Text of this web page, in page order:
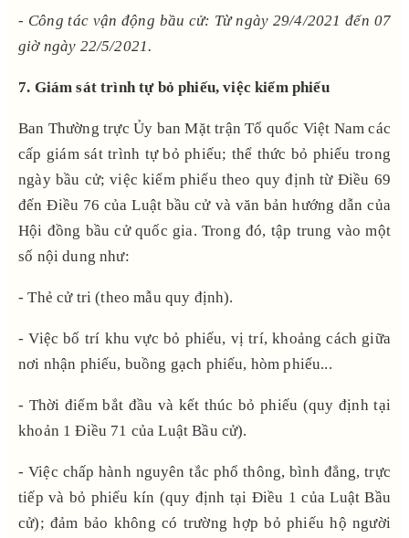
- Công tác vận động bầu cử: Từ ngày 29/4/2021 đến 07
giờ ngày 22/5/2021.
7. Giám sáttrình tự bỏ phiếu, việc kiểm phiếu
Ban Thường trực Ủy ban Mặt trận Tổ quốc Việt Nam các
cấp giám sát trình tự bỏ phiếu; thể thức bỏ phiếu trong
ngày bầu cử; việc kiểm phiếu theo quy định từ Điều 69
đến Điều 76của Luật bầu cử và văn bản hướng dẫn của
Hội đồng bầu cử quốc gia. Trong đó, tập trung vào một
số nội dung như:
- Thẻ cử tri (theo mẫu quy định).
- Việc bố trí khu vực bỏ phiếu, vị trí, khoảng cách giữa
nơi nhận phiếu, buồng gạch phiếu, hòm phiếu...
- Thời điểm bắt đầu và kết thúc bỏ phiếu (quy định tại
khoản 1 Điều 71 của Luật Bầu cử).
- Việc chấp hành nguyên tắc phổ thông, bình đẳng, trực
tiếp và bỏ phiếu kín (quy định tại Điều 1 của Luật Bầu
cử); đảm bảo không có trường hợp bỏ phiếu hộ người